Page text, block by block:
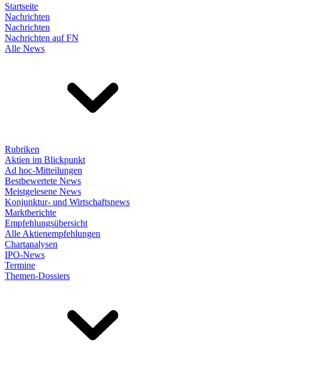
Startseite
Nachrichten
Nachrichten
Nachrichten auf FN
Alle News
Rubriken
Aktien im Blickpunkt
Ad hoc-Mitteilungen
Bestbewertete News
Meistgelesene News
Konjunktur- und Wirtschaftsnews
Marktberichte
Empfehlungsübersicht
Alle Aktienempfehlungen
Chartanalysen
IPO-News
Termine
Themen-Dossiers